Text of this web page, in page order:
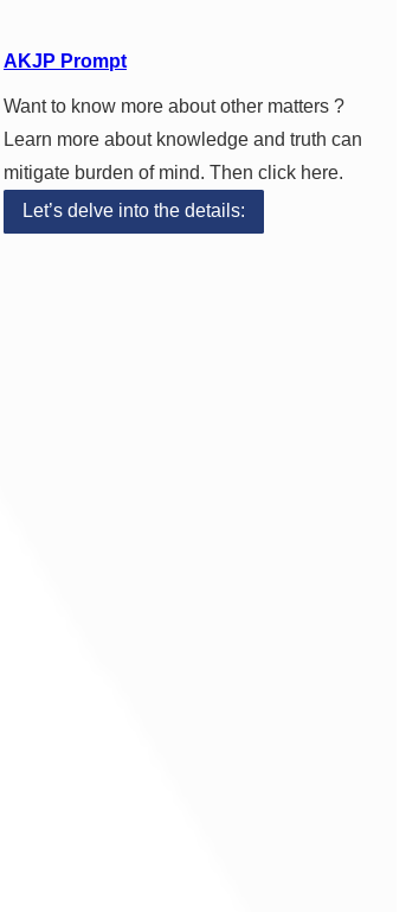
AKJP Prompt
Want to know more about other matters ?
Learn more about knowledge and truth can
mitigate burden of mind. Then click here.
Let’s delve into the details: